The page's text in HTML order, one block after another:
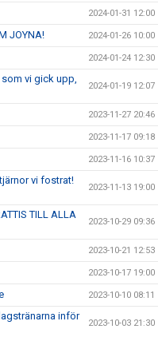
2024-01-31 12:00
JOYNA! 2024-01-26 10:00
2024-01-24 12:30
vi gick upp,
2024-01-19 12:07
2023-11-27 20:46
2023-11-17 09:18
2023-11-16 10:37
vi fostrat!
2023-11-13 19:00
TILL ALLA
2023-10-29 09:36
2023-10-21 12:53
2023-10-17 19:00
2023-10-10 08:11
inför
2023-10-03 21:30